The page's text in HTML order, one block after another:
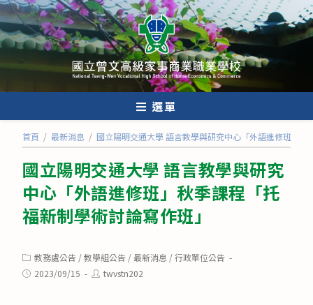
跳
轉
至
內
選單
首頁 / 最新消息 / 國立陽明交通大學 語言教學與研究中心「外語進修班」
國立陽明交通大學 語言教學與研究
中心「外語進修班」秋季課程「托
福新制學術討論寫作班」
Post
category:
教務處公告 /教學組公告 /最新消息 /行政單位公告
Post2023/09/15
Posttwvstn202